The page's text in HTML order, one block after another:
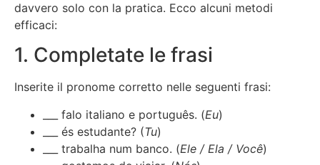
davvero solo con la pratica. Ecco alcuni metodi
efficaci:
1. Completate le frasi
Inserite il pronome corretto nelle seguenti frasi:
___ falo italiano e português. (Eu)
___ és estudante? (Tu)
___ trabalha num banco. (Ele / Ela / Você)